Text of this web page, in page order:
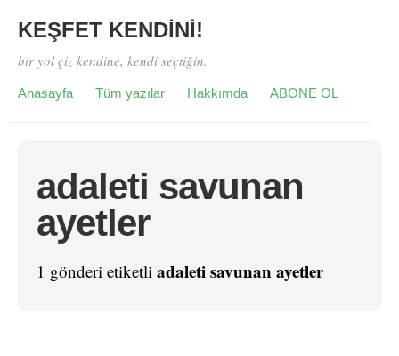
KEŞFET KENDİNİ!
bir yol çiz kendine, kendi seçtiğin.
Anasayfa Tüm yazılar Hakkımda ABONE OL
adaleti savunan
ayetler
1 gönderi etiketli adaleti savunan ayetler